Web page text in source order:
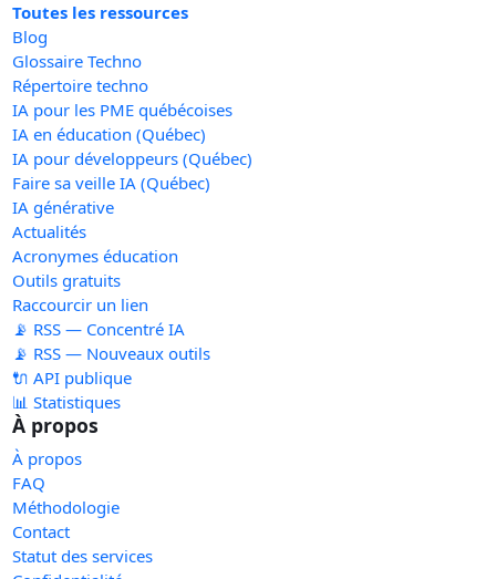
Toutes les ressources
Blog
Glossaire Techno
Répertoire techno
IA pour les PME québécoises
IA en éducation (Québec)
IA pour développeurs (Québec)
Faire sa veille IA (Québec)
IA générative
Actualités
Acronymes éducation
Outils gratuits
Raccourcir un lien
📡 RSS — Concentré IA
📡 RSS — Nouveaux outils
🔌 API publique
📊 Statistiques
À propos
À propos
FAQ
Méthodologie
Contact
Statut des services